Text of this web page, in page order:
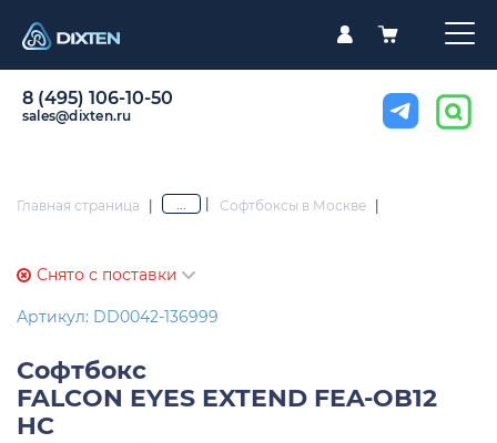
8 (495) 106-10-50
sales@dixten.ru
Главная страница | ... Софтбоксы в Москве |
Снято с поставки
Артикул: DD0042-136999
Софтбокс
FALCON EYES EXTEND FEA-OB12
HC